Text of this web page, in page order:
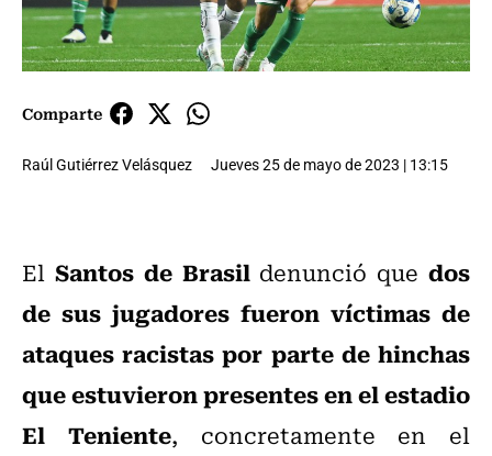
Comparte
Raúl Gutiérrez Velásquez Jueves 25 de mayo de 2023 | 13:15
El Santos de Brasildenunció quedos
de sus jugadores fueron víctimas de
ataques racistas por parte de hinchas
que estuvieron presentes en el estadio
El Teniente, concretamente en el